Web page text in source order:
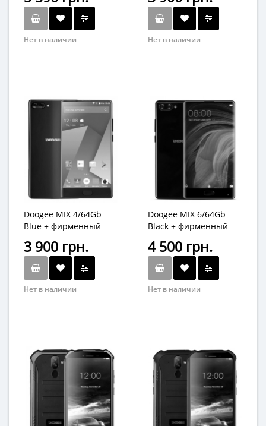
Нет в наличии Нет в наличии
Doogee MIX 4/64Gb
Blue + фирменный
3 900 грн.
Нет в наличии
Doogee MIX 6/64Gb
Black + фирменный
4 500 грн.
Нет в наличии